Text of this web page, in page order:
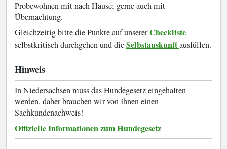
Probewohnen mit nach Hause; gerne auch mit
Übernachtung.
Gleichzeitig bitte die Punkte auf unsererCheckliste
selbstkritisch durchgehen und dieSelbstauskunftausfüllen.
Hinweis
In Niedersachsen muss das Hundegesetz eingehalten
werden, daher brauchen wir von Ihnen einen
Sachkundenachweis!
Offizielle Informationen zum Hundegesetz